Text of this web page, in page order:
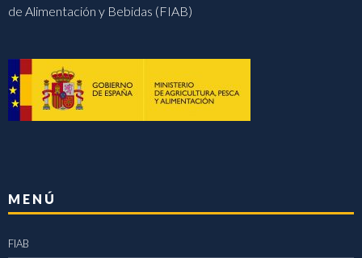
de Alimentación y Bebidas (FIAB)
MENÚ
FIAB